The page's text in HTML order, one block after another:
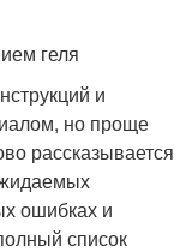
геля
и
но проще
рассказывается
ошибках и
список